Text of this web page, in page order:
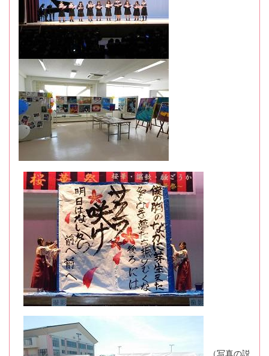
（写真の説